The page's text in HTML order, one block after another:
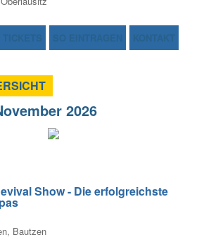
TICKETS SO EINTRAGEN KONTAKT
2026
Show - Die erfolgreichste
Bautzen